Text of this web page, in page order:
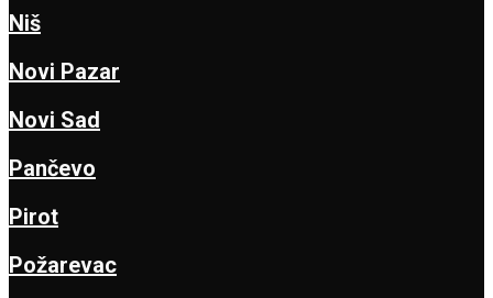
Niš
Novi Pazar
Novi Sad
Pančevo
Pirot
Požarevac